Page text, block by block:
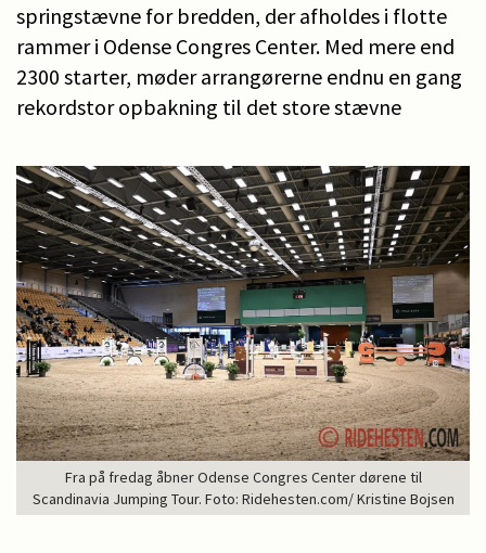
springstævne for bredden, der afholdes i flotte
rammer i Odense Congres Center. Med mere end
2300 starter, møder arrangørerne endnu en gang
rekordstor opbakning til det store stævne
Fra på fredag åbner Odense Congres Center dørene til
Scandinavia Jumping Tour. Foto: Ridehesten.com/ Kristine Bojsen